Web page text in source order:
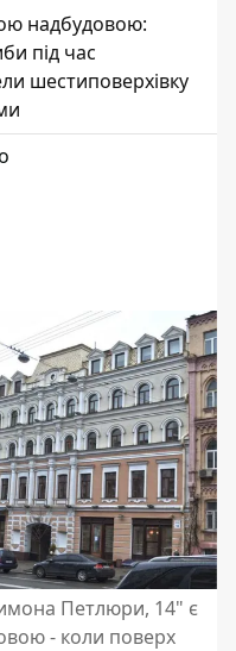
надбудовою:
під час
шестиповерхівку
Петлюри, 14" є
- коли поверх